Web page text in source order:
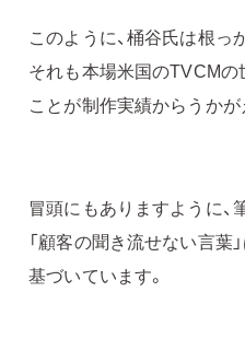
このように、桶谷氏は根っ
それも本場米国のTVCM
ことが制作実績からうかが
冒頭にもありますように
「顧客の聞き流せない言葉
基づいています。